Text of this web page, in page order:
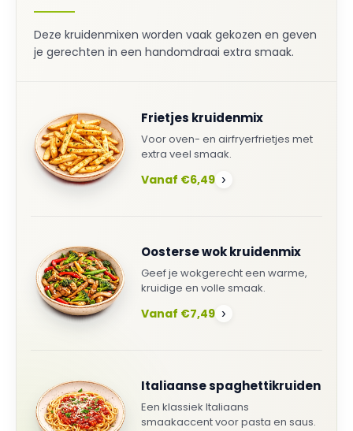
Deze kruidenmixen worden vaak gekozen en geven
je gerechten in een handomdraai extra smaak.
Frietjes kruidenmix
Voor oven- en airfryerfrietjes met
extra veel smaak.
Vanaf €6,49 ›
Oosterse wok kruidenmix
Geef je wokgerecht een warme,
kruidige en volle smaak.
Vanaf €7,49 ›
Italiaanse spaghettikruiden
Een klassiek Italiaans
smaakaccent voor pasta en saus.